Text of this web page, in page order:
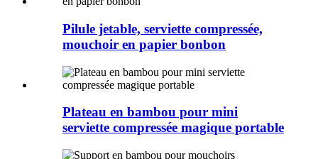
Pilule jetable, serviette compressée,
mouchoir en papier bonbon
Plateau en bambou pour mini
serviette compressée magique portable